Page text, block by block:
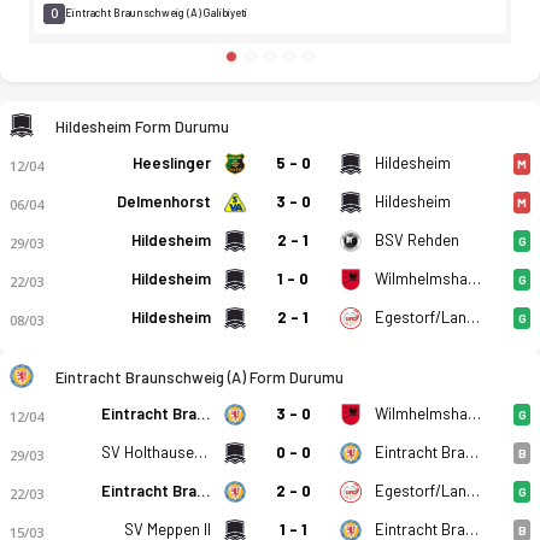
0 Eintracht Braunschweig (A) Galibiyeti
Hildesheim Form Durumu
12/04 Heeslinger 5 - 0 Hildesheim M
06/04 Delmenhorst 3 - 0 Hildesheim M
29/03 Hildesheim 2 - 1 BSV Rehden G
22/03 Hildesheim 1 - 0 Wilmhelmshaven G
08/03 Hildesheim 2 - 1 Egestorf/Langreder G
Eintracht Braunschweig (A) Form Durumu
12/04 Eintracht Braunschweig (A) 3 - 0 Wilmhelmshaven G
29/03 SV Holthausen-Biene 0 - 0 Eintracht Braunschweig (A) B
22/03 Eintracht Braunschweig (A) 2 - 0 Egestorf/Langreder G
15/03 SV Meppen II 1 - 1 Eintracht Braunschweig (A) B